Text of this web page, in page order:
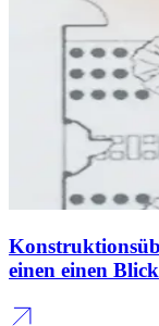
einen einen Blick